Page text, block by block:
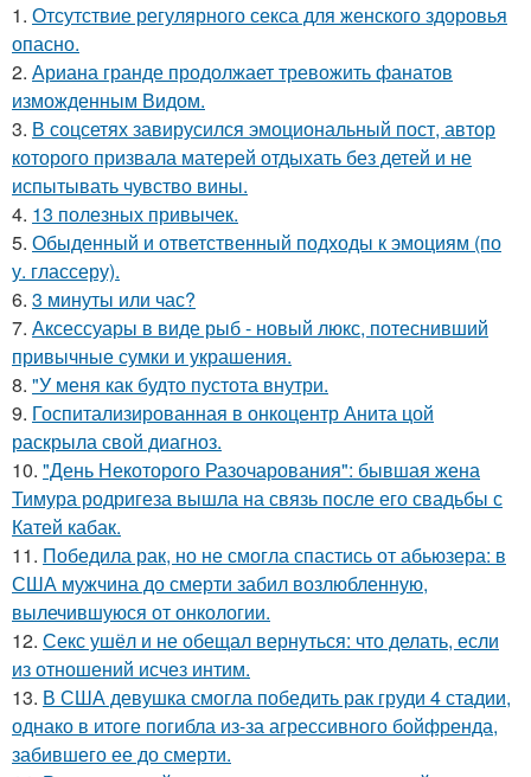
1. Отсутствие регулярного секса для женского здоровья
опасно.
2. Ариана гранде продолжает тревожить фанатов
изможденным Видом.
3. В соцсетях завирусился эмоциональный пост, автор
которого призвала матерей отдыхать без детей и не
испытывать чувство вины.
4. 13 полезных привычек.
5. Обыденный и ответственный подходы к эмоциям (по
у. глассеру).
6. 3 минуты или час?
7. Аксессуары в виде рыб - новый люкс, потеснивший
привычные сумки и украшения.
8. "У меня как будто пустота внутри.
9. Госпитализированная в онкоцентр Анита цой
раскрыла свой диагноз.
10. "День Некоторого Разочарования": бывшая жена
Тимура родригеза вышла на связь после его свадьбы с
Катей кабак.
11. Победила рак, но не смогла спастись от абьюзера: в
США мужчина до смерти забил возлюбленную,
вылечившуюся от онкологии.
12. Секс ушёл и не обещал вернуться: что делать, если
из отношений исчез интим.
13. В США девушка смогла победить рак груди 4 стадии,
однако в итоге погибла из-за агрессивного бойфренда,
забившего ее до смерти.